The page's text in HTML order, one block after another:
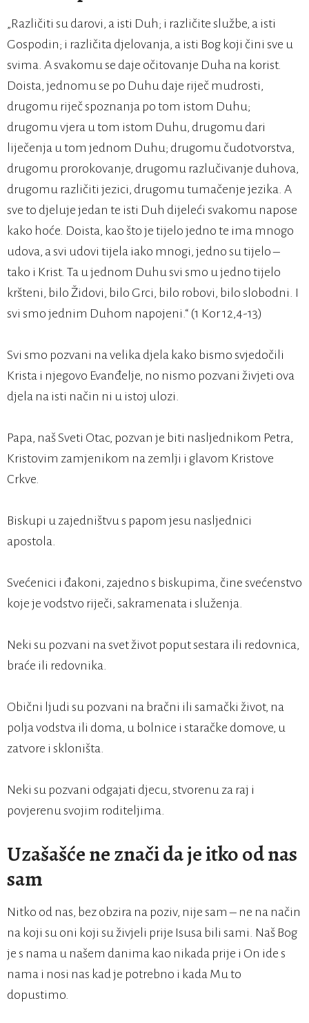
„Različiti su darovi, a isti Duh; i različite službe, a isti
Gospodin; i različita djelovanja, a isti Bog koji čini sve u
svima. A svakomu se daje očitovanje Duha na korist.
Doista, jednomu se po Duhu daje riječ mudrosti,
drugomu riječ spoznanja po tom istom Duhu;
drugomu vjera u tom istom Duhu, drugomu dari
liječenja u tom jednom Duhu; drugomu čudotvorstva,
drugomu prorokovanje, drugomu razlučivanje duhova,
drugomu različiti jezici, drugomu tumačenje jezika. A
sve to djeluje jedan te isti Duh dijeleći svakomu napose
kako hoće. Doista, kao što je tijelo jedno te ima mnogo
udova, a svi udovi tijela iako mnogi, jedno su tijelo –
tako i Krist. Ta u jednom Duhu svi smo u jedno tijelo
kršteni, bilo Židovi, bilo Grci, bilo robovi, bilo slobodni. I
svi smo jednim Duhom napojeni.“ (1 Kor 12,4-13)
Svi smo pozvani na velika djela kako bismo svjedočili
Krista i njegovo Evanđelje, no nismo pozvani živjeti ova
djela na isti način ni u istoj ulozi.
Papa, naš Sveti Otac, pozvan je biti nasljednikom Petra,
Kristovim zamjenikom na zemlji i glavom Kristove
Crkve.
Biskupi u zajedništvu s papom jesu nasljednici
apostola.
Svećenici i đakoni, zajedno s biskupima, čine svećenstvo
koje je vodstvo riječi, sakramenata i služenja.
Neki su pozvani na svet život poput sestara ili redovnica,
braće ili redovnika.
Obični ljudi su pozvani na bračni ili samački život, na
polja vodstva ili doma, u bolnice i staračke domove, u
zatvore i skloništa.
Neki su pozvani odgajati djecu, stvorenu za raj i
povjerenu svojim roditeljima.
Uzašašće ne znači da je itko od nas
sam
Nitko od nas, bez obzira na poziv, nije sam – ne na način
na koji su oni koji su živjeli prije Isusa bili sami. Naš Bog
je s nama u našem danima kao nikada prije i On ide s
nama i nosi nas kad je potrebno i kada Mu to
dopustimo.